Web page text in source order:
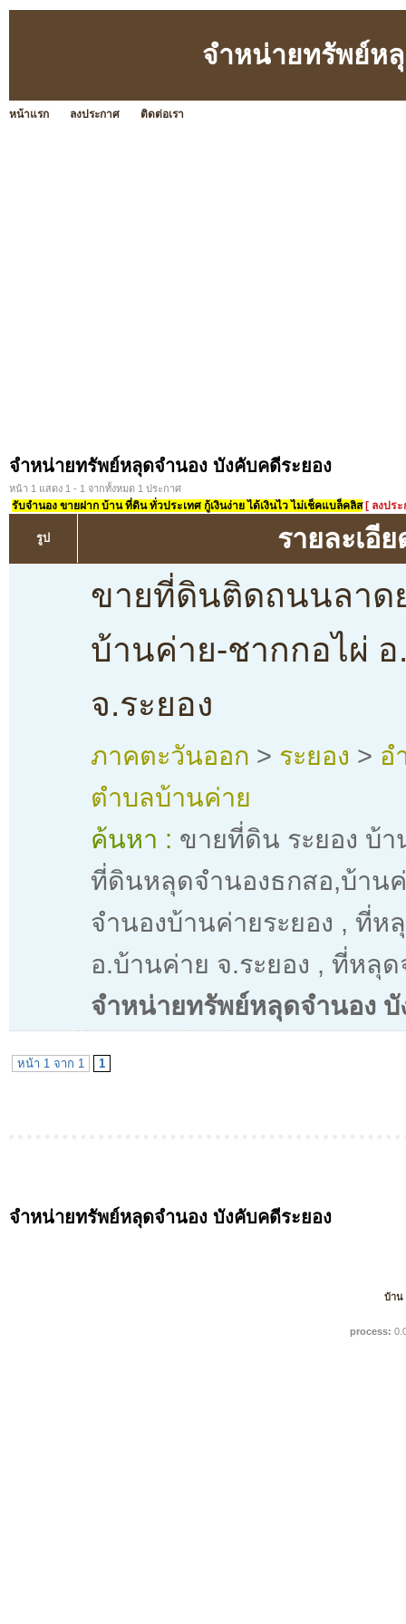
จำหน่ายทรัพย์ห
หน้าแรก ลงประกาศ ติดต่อเรา
จำหน่ายทรัพย์หลุดจำนอง บังคับคดีระยอง
หน้า 1 แสดง 1 - 1 จากทั้งหมด 1 ประกาศ
รับจำนอง ขายฝาก บ้าน ที่ดิน ทั่วประเทศ กู้เงินง่าย ได้เงินไว ไม่เช็คแบล็คลิส [ ลงปร
รูป รายละเอีย
ขายที่ดินติดถนนลาด
บ้านค่าย-ชากกอไผ่
จ.ระยอง
ภาคตะวันออก > ระยอง > อ
ตำบลบ้านค่าย
ค้นหา : ขายที่ดิน ระยอง บ้
ที่ดินหลุดจำนองธกสอ,บ้าน
จำนองบ้านค่ายระยอง , ที่ห
อ.บ้านค่าย จ.ระยอง , ที่หลุด
จำหน่ายทรัพย์หลุดจำนอง บั
หน้า 1 จาก 1 1
จำหน่ายทรัพย์หลุดจำนอง บังคับคดีระยอง
บ้าน
process: